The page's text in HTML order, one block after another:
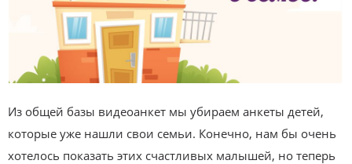
Из общей базы видеоанкет мы убираем анкеты детей,
которые уже нашли свои семьи. Конечно, нам бы очень
хотелось показать этих счастливых малышей, но теперь